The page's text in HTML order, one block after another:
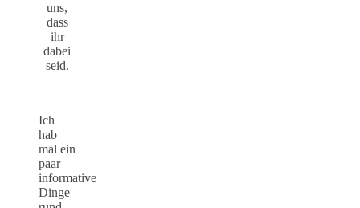
uns,
dass
ihr
dabei
seid.
Ich
hab
mal ein
paar
informative
Dinge